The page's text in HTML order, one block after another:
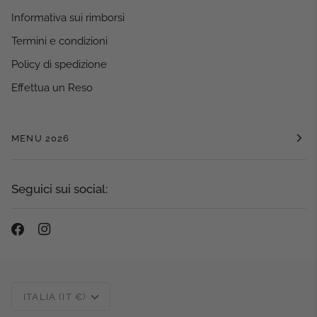
Informativa sui rimborsi
Termini e condizioni
Policy di spedizione
Effettua un Reso
MENU 2026
Seguici sui social:
Valuta
ITALIA (IT €)